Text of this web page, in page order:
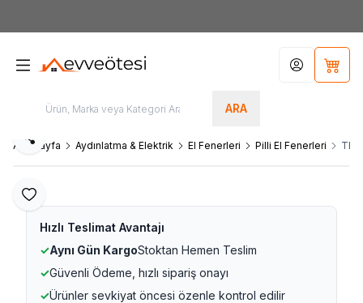
ARA
Hesabım
Ana Sayfa Aydınlatma & Elektrik El Fenerleri Pilli El Fenerleri
Favoriye Ekle
Paylaş
Hızlı Teslimat Avantajı
✓Aynı Gün KargoStoktan Hemen Teslim
✓Güvenli Ödeme, hızlı sipariş onayı
✓Ürünler sevkiyat öncesi özenle kontrol edilir